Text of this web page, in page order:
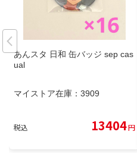
あんスタ 日和 缶バッジ sep cas
ual
マイストア在庫： 3909
税込 13404円